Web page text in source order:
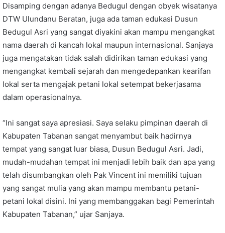
Disamping dengan adanya Bedugul dengan obyek wisatanya
DTW Ulundanu Beratan, juga ada taman edukasi Dusun
Bedugul Asri yang sangat diyakini akan mampu mengangkat
nama daerah di kancah lokal maupun internasional. Sanjaya
juga mengatakan tidak salah didirikan taman edukasi yang
mengangkat kembali sejarah dan mengedepankan kearifan
lokal serta mengajak petani lokal setempat bekerjasama
dalam operasionalnya.
“Ini sangat saya apresiasi. Saya selaku pimpinan daerah di
Kabupaten Tabanan sangat menyambut baik hadirnya
tempat yang sangat luar biasa, Dusun Bedugul Asri. Jadi,
mudah-mudahan tempat ini menjadi lebih baik dan apa yang
telah disumbangkan oleh Pak Vincent ini memiliki tujuan
yang sangat mulia yang akan mampu membantu petani-
petani lokal disini. Ini yang membanggakan bagi Pemerintah
Kabupaten Tabanan,” ujar Sanjaya.